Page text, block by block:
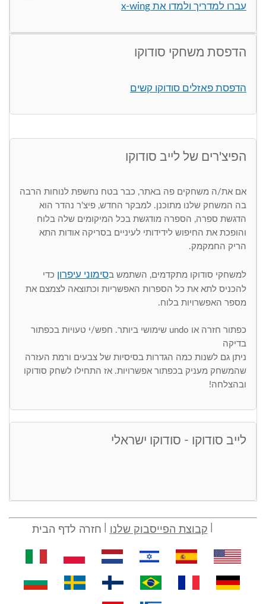
עברו למדריך ולמדו את x-wing
הדפסת משחקי סודוקו
הדפסת פאזלים סודוקו קשים
הפיצ'רים של לייב סודוקו
אם את/ה משחקים פה באתר, כבר בטח נחשפת לנוחות הרבה
בה המשחק שלנו מתוכנן. למבקר החדש, פיצ'ר נהדר הוא
הדגשת ספרה, הספרה מודגשת בכל המיקומים שלה בלוח
והופכת את החיפוש לידידותי לעיניים בסריקה אודות התא
הריק החמקמק.
למשחקי סודוקו מתקדמים, השתמש בסימוני עיפרון כדי
להכניס לתא את כל הספרות האפשריות וכתוצאה לצמצם את
מספר האפשרויות בלוח.
כפתור חזרה או undo שימושי ביותר. חפש/י טעויות בכפתור
בדיקה
ניתן גם לשנות כמה הגדרות בסיסיות של צבעים ורמת העזרה
שהמשחק מעניק בכפתור אפשרויות. אז התחילו לשחק סודוקו
ובהצלחה!
לייב סודוקו - סודוקו ישראלי
קבוצת הפייסבוק שלנו חזרה לדף הבית